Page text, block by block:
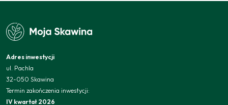
Adres inwestycji
ul. Pachla
32-050 Skawina
Termin zakończenia inwestycji:
IV kwartał 2026